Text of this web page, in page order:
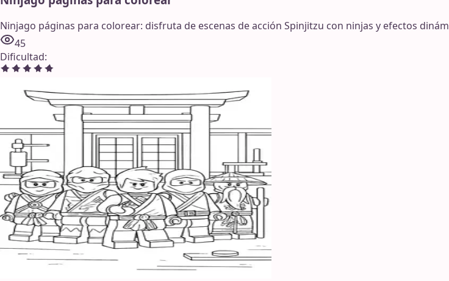
Ninjago páginas para colorear: disfruta de escenas de acción Spinjitzu con ninjas y efectos
45
Dificultad: